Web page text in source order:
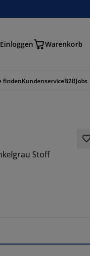
Einloggen Warenkorb
findenKundenserviceB2BJobs
Stoff